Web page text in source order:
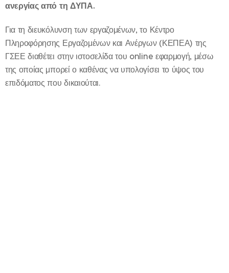
ανεργίας από τη ΔΥΠΑ.
Για τη διευκόλυνση των εργαζομένων, το Κέντρο
Πληροφόρησης Εργαζομένων και Ανέργων (ΚΕΠΕΑ) της
ΓΣΕΕ διαθέτει στην ιστοσελίδα του online εφαρμογή, μέσω
της οποίας μπορεί ο καθένας να υπολογίσει το ύψος του
επιδόματος που δικαιούται.